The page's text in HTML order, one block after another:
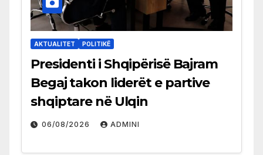
AKTUALITET POLITIKË
Presidenti i Shqipërisë Bajram
Begaj takon liderët e partive
shqiptare në Ulqin
06/08/2026 ADMINI